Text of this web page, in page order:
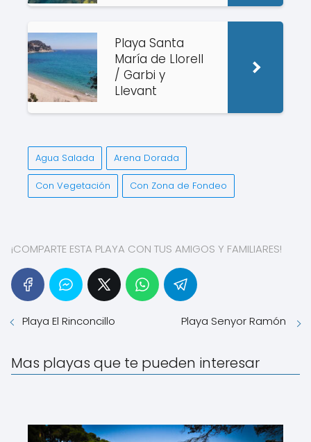
Playa Santa
María de Llorell
/ Garbi y
Llevant
Agua Salada Arena Dorada
Con Vegetación Con Zona de Fondeo
¡COMPARTE ESTA PLAYA CON TUS AMIGOS Y FAMILIARES!
Playa El Rinconcillo Playa Senyor Ramón
Mas playas que te pueden interesar